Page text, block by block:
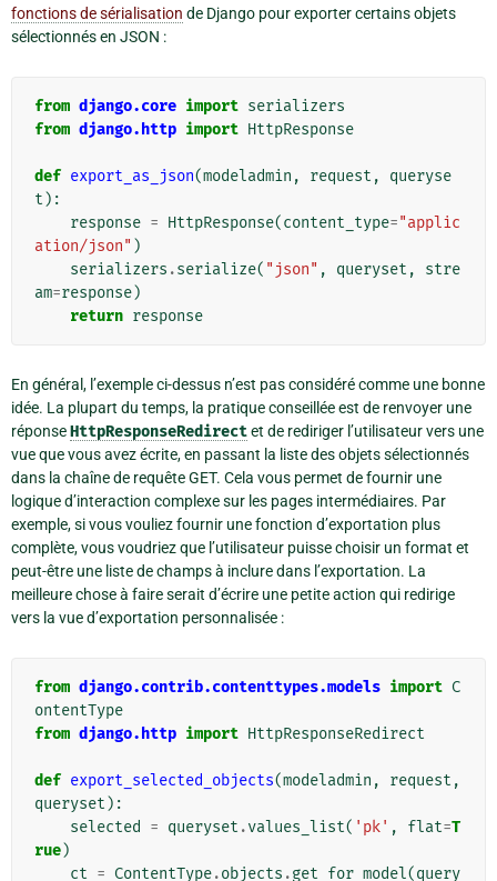
fonctions de sérialisation de Django pour exporter certains objets
sélectionnés en JSON :
from django.core import serializers
from django.http import HttpResponse
def export_as_json(modeladmin , request ,
queryse
t ):
response = HttpResponse(content_type="applic
ation/json" )
serializers .serialize( "json" , queryset ,
stre
am=response)
return response
En général, l’exemple ci-dessus n’est pas considéré comme une bonne
idée. La plupart du temps, la pratique conseillée est de renvoyer une
réponseHttpResponseRedirectet de rediriger l’utilisateur vers une
vue que vous avez écrite, en passant la liste des objets sélectionnés
dans la chaîne de requête GET. Cela vous permet de fournir une
logique d’interaction complexe sur les pages intermédiaires. Par
exemple, si vous vouliez fournir une fonction d’exportation plus
complète, vous voudriez que l’utilisateur puisse choisir un format et
peut-être une liste de champs à inclure dans l’exportation. La
meilleure chose à faire serait d’écrire une petite action qui redirige
vers la vue d’exportation personnalisée :
from django.contrib.contenttypes.models import C
ontentType
from django.http import HttpResponseRedirect
def export_selected_objects(modeladmin , request ,
queryset ):
selected
= queryset .values_list( 'pk' , flat=T
rue)
ct = ContentType.objects .get_for_model(query